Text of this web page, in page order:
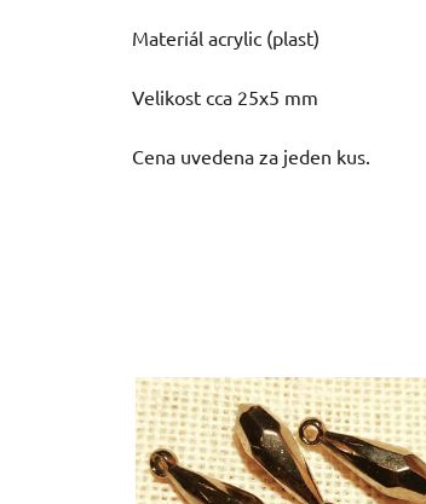
Materiál acrylic (plast)
Velikost cca 25x5 mm
Cena uvedena za jeden kus.